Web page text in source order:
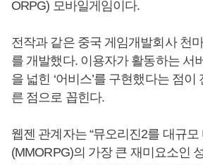
ORPG) 모바일게임이다.
전작과 같은 중국 게임개발회사 천
를 개발했다. 이용자가 활동하는 서
을 넓힌 ‘어비스’를 구현했다는 점
른 점으로 꼽힌다.
웹젠 관계자는 “뮤오리진2를 대규
(MMORPG)의 가장 큰 재미요소인